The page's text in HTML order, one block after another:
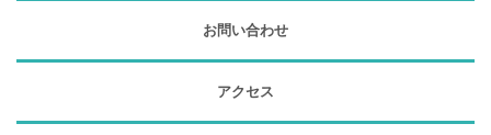
お問い合わせ
アクセス